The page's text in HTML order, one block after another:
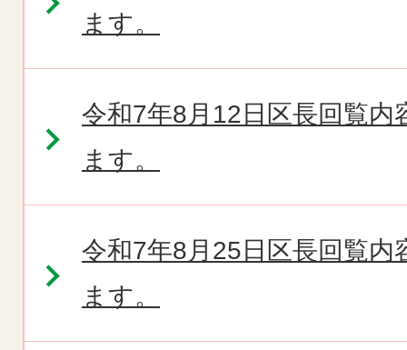
ます。
令和7年8月12日区長回覧
ます。
令和7年8月25日区長回覧
ます。